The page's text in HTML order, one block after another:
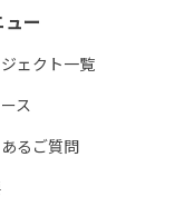
ー
ェクト一覧
ス
るご質問